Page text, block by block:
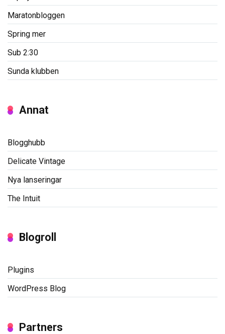
Maratonbloggen
Spring mer
Sub 2:30
Sunda klubben
Annat
Blogghubb
Delicate Vintage
Nya lanseringar
The Intuit
Blogroll
Plugins
WordPress Blog
Partners